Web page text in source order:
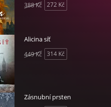
272 Kč
388 Kč
Alicina síť
314 Kč
449 Kč
Zásnubní prsten